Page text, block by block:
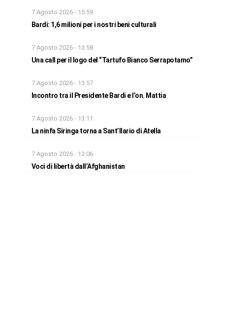
7 Agosto 2026 - 15:59
Bardi: 1,6 milioni per i nostri beni culturali
7 Agosto 2026 - 13:58
Una call per il logo del “Tartufo Bianco Serrapotamo”
7 Agosto 2026 - 13:57
Incontro tra il Presidente Bardi e l’on. Mattia
7 Agosto 2026 - 13:11
La ninfa Siringa torna a Sant’Ilario di Atella
7 Agosto 2026 - 13:06
Voci di libertà dall’Afghanistan